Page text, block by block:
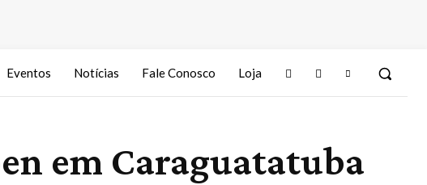
Eventos Notícias Fale Conosco Loja
em Caraguatatuba